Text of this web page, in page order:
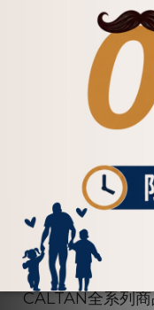
皮革本身
收納僅供參
尺寸僅供參考，
若有1-
CALTAN全系列